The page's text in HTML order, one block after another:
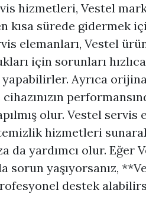
hizmetleri, Vestel
kısa sürede gidermek
elemanları, Vestel
için sorunları
yapabilirler. Ayrıca
olur. Vestel servis
hizmetleri
da yardımcı olur.
sorun yaşıyorsanız,
destek